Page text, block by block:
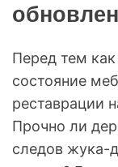
Перед тем
состояние
реставрации
Прочно ли
следов жука-